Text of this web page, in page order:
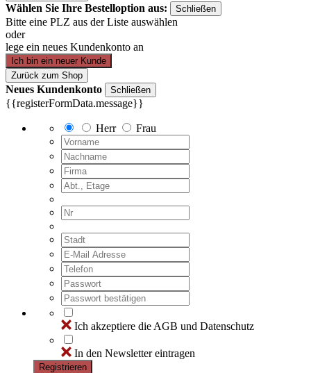
Wählen Sie Ihre Bestelloption aus: Schließen
Bitte eine PLZ aus der Liste auswählen
oder
lege ein neues Kundenkonto an
Ich bin ein neuer Kunde
Zurück zum Shop
Neues Kundenkonto Schließen
{{registerFormData.message}}
Herr Frau
Ich akzeptiere die AGB und Datenschutz
In den Newsletter eintragen
Registrieren